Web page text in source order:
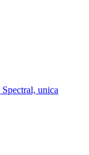
Spectral, unica